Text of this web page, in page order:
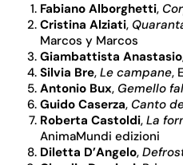
Fabiano Alborghetti,
Cristina Alziati,
Marcos y Marcos
Giambattista Anastasio
Silvia Bre, Le campane,
Antonio Bux, Gemello
Guido Caserza, Canto
Roberta Castoldi, La
AnimaMundi edizioni
Diletta D’Angelo,